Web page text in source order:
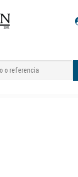
» Sistema eléctrico